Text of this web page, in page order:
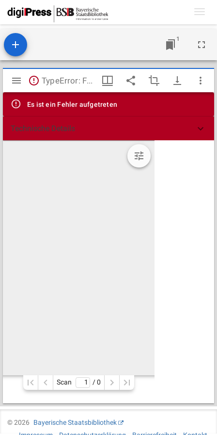
1
Mirador
Viewer
TypeError: Failed to fetch
Es ist ein Fehler aufgetreten
Technische Details
Scan / 0
©2026
Bayerische Staatsbibliothek